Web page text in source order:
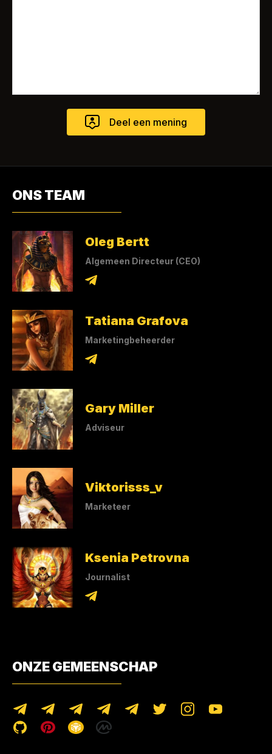
ONS TEAM
Oleg Bertt
Algemeen Directeur (CEO)
Tatiana Grafova
Marketingbeheerder
Gary Miller
Adviseur
Viktorisss_v
Marketeer
Ksenia Petrovna
Journalist
ONZE GEMEENSCHAP